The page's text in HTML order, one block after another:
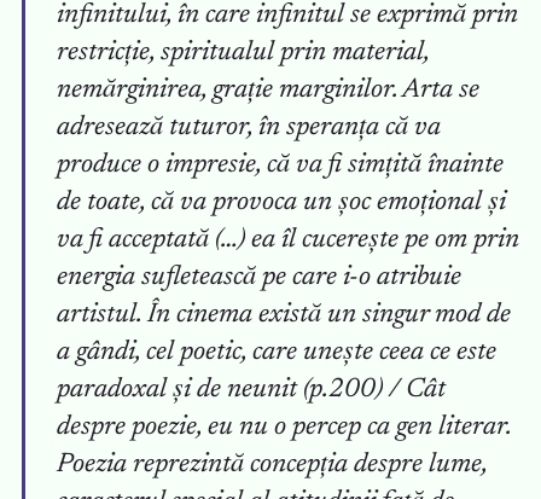
infinitului, în care infinitul se exprimă prin
restricție, spiritualul prin material,
nemărginirea, grație marginilor. Arta se
adresează tuturor, în speranța că va
produce o impresie, că va fi simțită înainte
de toate, că va provoca un șoc emoțional și
va fi acceptată (…) ea îl cucerește pe om prin
energia sufletească pe care i-o atribuie
artistul. În cinema există un singur mod de
a gândi, cel poetic, care unește ceea ce este
paradoxal și de neunit (p.200) / Cât
despre poezie, eu nu o percep ca gen literar.
Poezia reprezintă concepția despre lume,